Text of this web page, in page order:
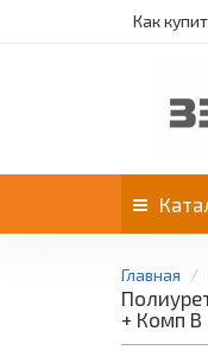
Как
Главная
+ Комп В